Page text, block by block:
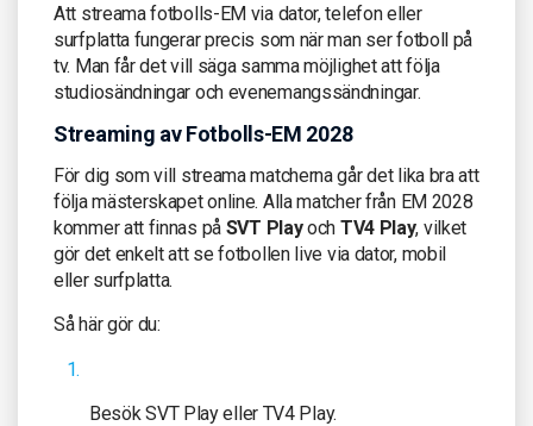
Att streama fotbolls-EM via dator, telefon eller
surfplatta fungerar precis som när man ser fotboll på
tv. Man får det vill säga samma möjlighet att följa
studiosändningar och evenemangssändningar.
Streaming av Fotbolls-EM 2028
För dig som vill streama matcherna går det lika bra att
följa mästerskapet online. Alla matcher från EM 2028
kommer att finnas på SVT Playoch TV4 Play, vilket
gör det enkelt att se fotbollen live via dator, mobil
eller surfplatta.
Så här gör du:
Besök SVT Play eller TV4 Play.